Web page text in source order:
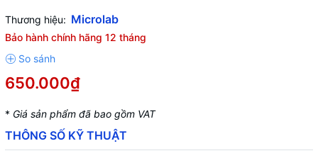
Thương hiệu: Microlab
Bảo hành chính hãng 12 tháng
650.000₫
* Giá sản phẩm đã bao gồm VAT
THÔNG SỐ KỸ THUẬT